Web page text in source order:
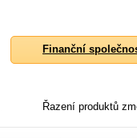
Finanční
Řazení produktů